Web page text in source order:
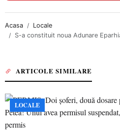
Acasa
Locale
S-a constituit noua Adunare
ARTICOLE SIMILARE
LOCALE